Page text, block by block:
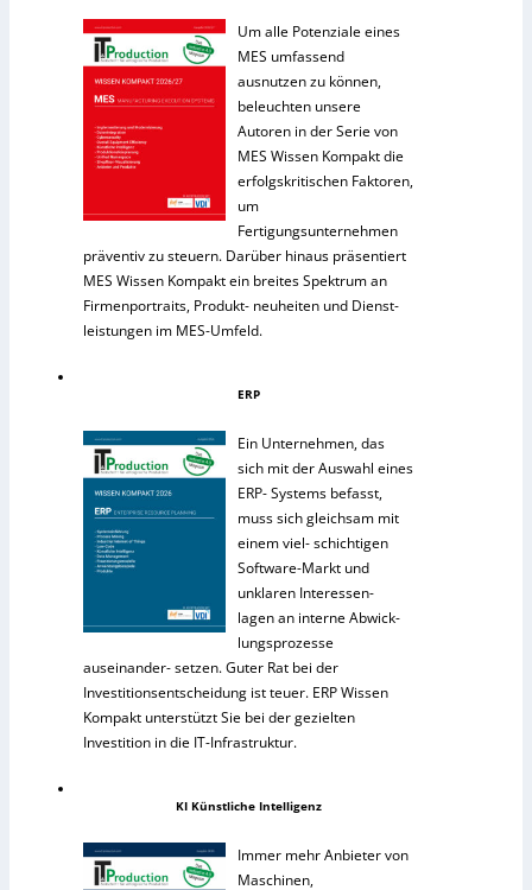
Um alle Potenziale eines
MES umfassend
ausnutzen zu können,
beleuchten unsere
Autoren in der Serie von
MES Wissen Kompakt die
erfolgskritischen Faktoren,
um
Fertigungsunternehmen
präventiv zu steuern. Darüber hinaus präsentiert
MES Wissen Kompakt ein breites Spektrum an
Firmenportraits, Produkt- neuheiten und Dienst-
leistungen im MES-Umfeld.
ERP
Ein Unternehmen, das
sich mit der Auswahl eines
ERP- Systems befasst,
muss sich gleichsam mit
einem viel- schichtigen
Software-Markt und
unklaren Interessen-
lagen an interne Abwick-
lungsprozesse
auseinander- setzen. Guter Rat bei der
Investitionsentscheidung ist teuer. ERP Wissen
Kompakt unterstützt Sie bei der gezielten
Investition in die IT-Infrastruktur.
KI Künstliche Intelligenz
Immer mehr Anbieter von
Maschinen,